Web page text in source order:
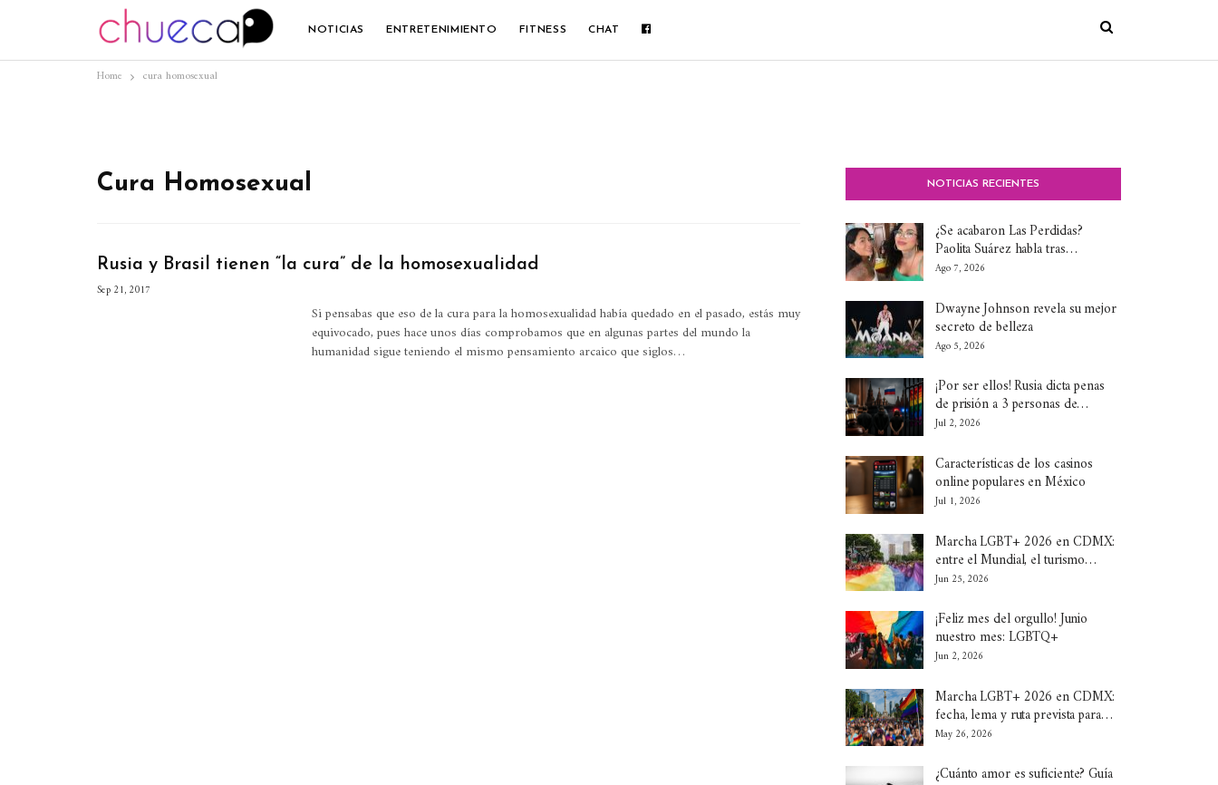
NOTICIAS ENTRETENIMIENTO FITNESS CHAT
Home cura homosexual
Cura Homosexual
Rusia y Brasil tienen “la cura” de la homosexualidad
Sep 21, 2017
Si pensabas que eso de la cura para la homosexualidad había quedado en el pasado, estás muy
equivocado, pues hace unos días comprobamos que en algunas partes del mundo la
humanidad sigue teniendo el mismo pensamiento arcaico que siglos…
NOTICIAS RECIENTES
¿Se acabaron Las Perdidas?
Paolita Suárez habla tras…
Ago 7, 2026
Dwayne Johnson revela su mejor
secreto de belleza
Ago 5, 2026
¡Por ser ellos! Rusia dicta penas
de prisión a 3 personas de…
Jul 2, 2026
Características de los casinos
online populares en México
Jul 1, 2026
Marcha LGBT+ 2026 en CDMX:
entre el Mundial, el turismo…
Jun 25, 2026
¡Feliz mes del orgullo! Junio
nuestro mes: LGBTQ+
Jun 2, 2026
Marcha LGBT+ 2026 en CDMX:
fecha, lema y ruta prevista para…
May 26, 2026
¿Cuánto amor es suficiente? Guía